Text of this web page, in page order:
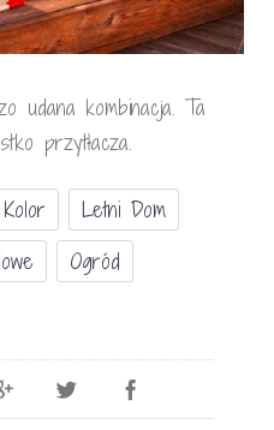
udana kombinacja. Ta
przytłacza.
Kolor
Letni Dom
Ogród